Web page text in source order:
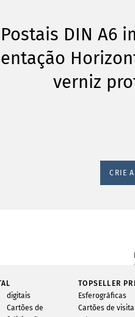
Postais DIN A6
verniz
CRIE
digitais
Cartões de
TOPSELLER
Esferográficas
Cartões de visita